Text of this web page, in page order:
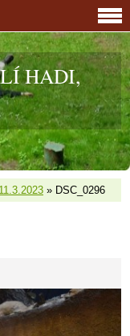
HADI,
» DSC_0296